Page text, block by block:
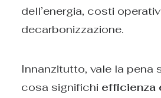
dell’energia, costi
decarbonizzazione.
Innanzitutto, vale la pena
cosa significhi efficienza